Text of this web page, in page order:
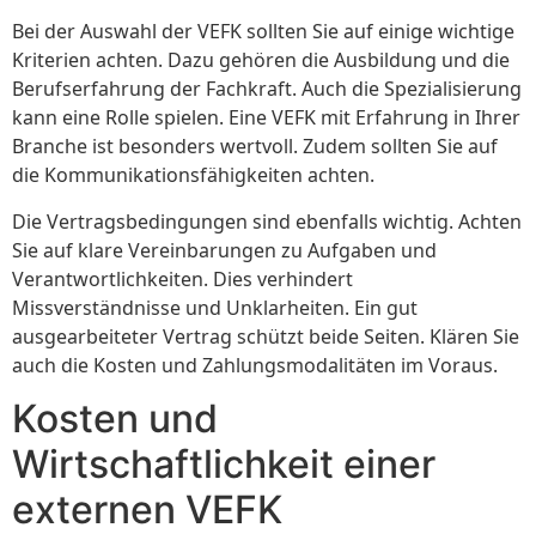
Bei der Auswahl der VEFK sollten Sie auf einige wichtige
Kriterien achten. Dazu gehören die Ausbildung und die
Berufserfahrung der Fachkraft. Auch die Spezialisierung
kann eine Rolle spielen. Eine VEFK mit Erfahrung in Ihrer
Branche ist besonders wertvoll. Zudem sollten Sie auf
die Kommunikationsfähigkeiten achten.
Die Vertragsbedingungen sind ebenfalls wichtig. Achten
Sie auf klare Vereinbarungen zu Aufgaben und
Verantwortlichkeiten. Dies verhindert
Missverständnisse und Unklarheiten. Ein gut
ausgearbeiteter Vertrag schützt beide Seiten. Klären Sie
auch die Kosten und Zahlungsmodalitäten im Voraus.
Kosten und
Wirtschaftlichkeit einer
externen VEFK